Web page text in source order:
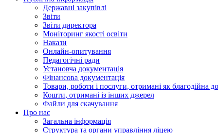
Державні закупівлі
Звіти
Звіти директора
Моніторинг якості освіти
Накази
Онлайн-опитування
Педагогічні ради
Установча документація
Фінансова документація
Товари, роботи і послуги, отримані як благодійна
Кошти, отримані із інших джерел
Файли для скачування
Про нас
Загальна інформація
Структура та органи управління ліцею